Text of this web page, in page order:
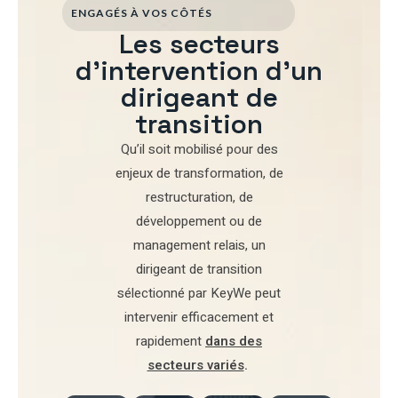
ENGAGÉS À VOS CÔTÉS
Les secteurs
d'intervention d'un
dirigeant de
transition
Qu’il soit mobilisé pourdes
enjeux de transformation, de
restructuration, de
développementou de
management relais, un
dirigeant de transition
sélectionné par KeyWe peut
intervenir efficacement et
rapidement dans des
secteurs variés.